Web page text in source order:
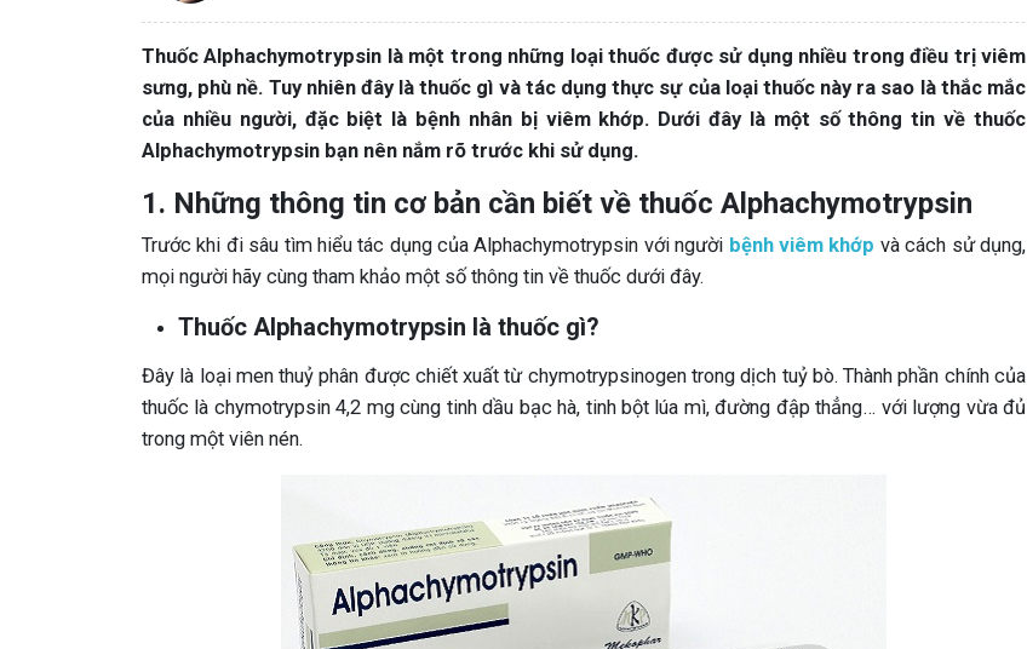
Thuốc Alphachymotrypsin là một trong những loại thuốc được sử dụng nhiều trong điều trị viêm
sưng, phù nề. Tuy nhiên đây là thuốc gì và tác dụng thực sự của loại thuốc này ra sao là thắc mắc
của nhiều người, đặc biệt là bệnh nhân bị viêm khớp. Dưới đây là một số thông tin về thuốc
Alphachymotrypsin bạn nên nắm rõ trước khi sử dụng.
1. Những thông tin cơ bản cần biết về thuốc Alphachymotrypsin
Trước khi đi sâu tìm hiểu tác dụng của Alphachymotrypsin với người bệnh viêm khớp và cách sử dụng,
mọi người hãy cùng tham khảo một số thông tin về thuốc dưới đây.
Thuốc Alphachymotrypsin là thuốc gì?
Đây là loại men thuỷ phân được chiết xuất từ chymotrypsinogen trong dịch tuỷ bò. Thành phần chính của
thuốc là chymotrypsin 4,2 mg cùng tinh dầu bạc hà, tinh bột lúa mì, đường đập thẳng… với lượng vừa đủ
trong một viên nén.